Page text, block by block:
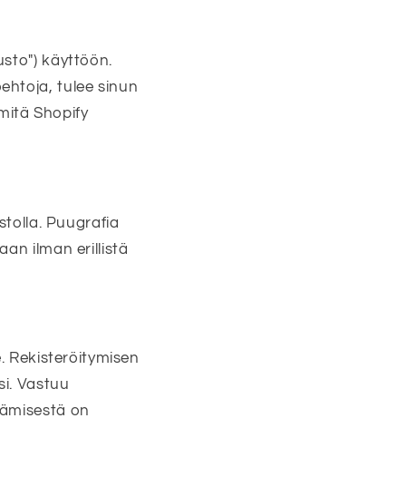
käyttöön.
tulee sinun
Shopify
Puugrafia
ilman erillistä
Vastuu
on